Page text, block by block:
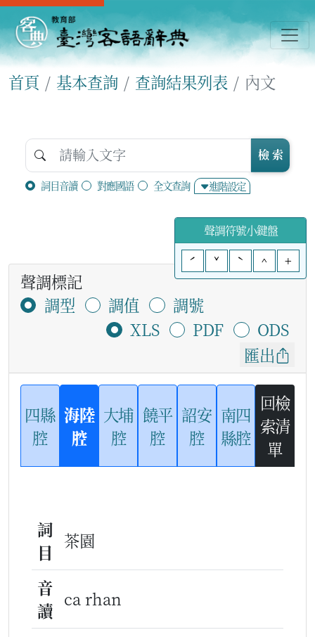
首頁 基本查詢 查詢結果列表 內文
詞目音讀 對應國語 全文查詢 進階設定
檢 索
聲調符號小鍵盤
ˊ
ˇ ˋ ^ +
聲調標記
調型
調值
調號
XLS
PDF
ODS
匯出
四縣
腔
海陸
腔
大埔
腔
饒平
腔
詔安
腔
南四
縣腔
回檢
索清
單
詞
目
茶園
音
讀
ca rhan